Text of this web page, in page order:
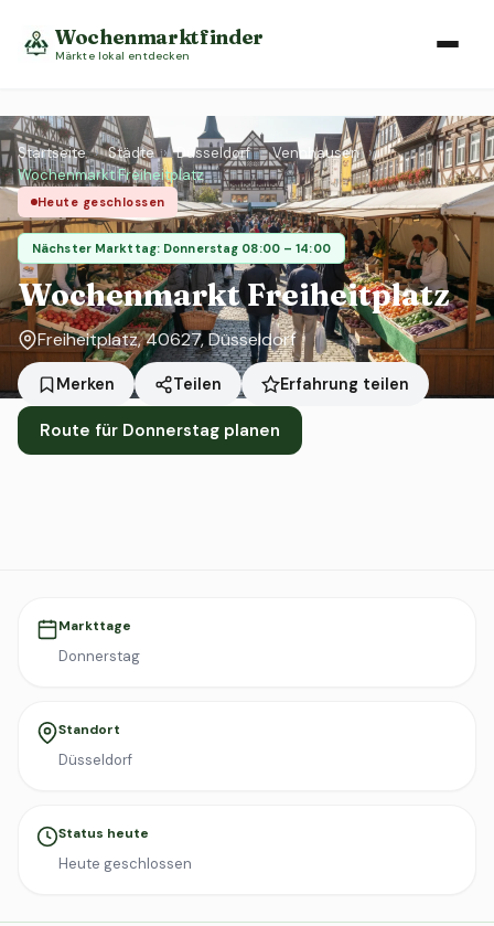
Wochenmarktfinder
Märkte lokal entdecken
Startseite › Städte › Düsseldorf › Vennhausen ›
Wochenmarkt Freiheitplatz
Heute geschlossen
Nächster Markttag: Donnerstag 08:00 – 14:00
Wochenmarkt Freiheitplatz
Freiheitplatz, 40627, Düsseldorf
Merken Teilen Erfahrung teilen
Route für Donnerstag planen
Markttage
Donnerstag
Standort
Düsseldorf
Status heute
Heute geschlossen